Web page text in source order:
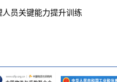
人员关键能力提升训练